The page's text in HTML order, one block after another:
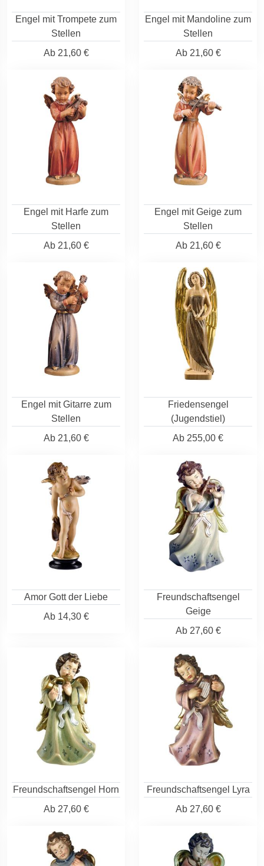
Engel mit Trompete zum
Stellen
Ab21,60 €
Engel mit Mandoline zum
Stellen
Ab21,60 €
Engel mit Harfe zum
Stellen
Ab21,60 €
Engel mit Geige zum
Stellen
Ab21,60 €
Engel mit Gitarre zum
Stellen
Ab21,60 €
Friedensengel
(Jugendstiel)
Ab 255,00 €
Amor Gott der Liebe
Ab14,30 €
Freundschaftsengel
Geige
Ab27,60 €
Freundschaftsengel Horn
Ab27,60 €
Freundschaftsengel Lyra
Ab27,60 €